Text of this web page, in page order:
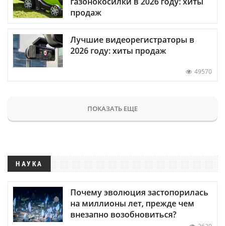
продаж
Лучшие видеорегистраторы в
2026 году: хиты продаж
49570
ПОКАЗАТЬ ЕЩЕ
НАУКА
Почему эволюция застопорилась
на миллионы лет, прежде чем
внезапно возобновиться?